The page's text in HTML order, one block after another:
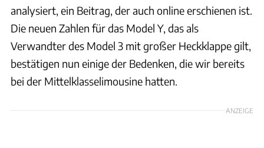
analysiert, ein Beitrag, der auch online erschienen ist.
Die neuen Zahlen für das Model Y, das als
Verwandter des Model 3 mit großer Heckklappe gilt,
bestätigen nun einige der Bedenken, die wir bereits
bei der Mittelklasselimousine hatten.
ANZEIGE